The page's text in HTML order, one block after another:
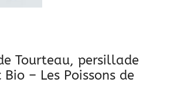
Tourteau, persillade
Bio – Les Poissons de